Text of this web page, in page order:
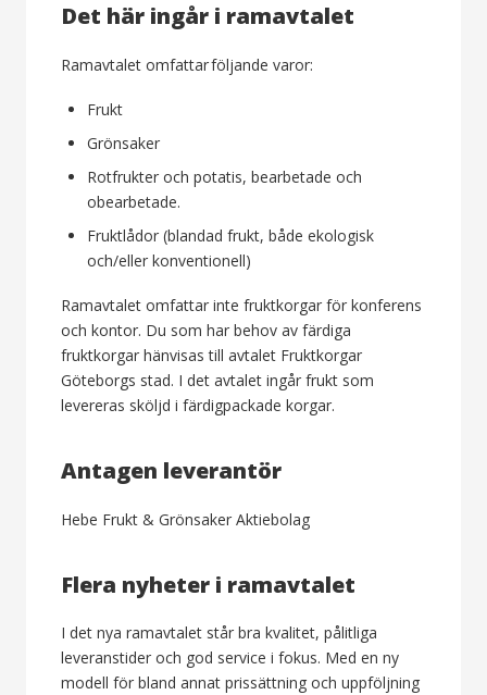
Det här ingår i ramavtalet
Ramavtalet omfattar följande varor:
Frukt
Grönsaker
Rotfrukter och potatis, bearbetade och
obearbetade.
Fruktlådor (blandad frukt, både ekologisk
och/eller konventionell)
Ramavtalet omfattar inte fruktkorgar för konferens
och kontor. Du som har behov av färdiga
fruktkorgar hänvisas till avtalet Fruktkorgar
Göteborgs stad. I det avtalet ingår frukt som
levereras sköljd i färdigpackade korgar.
Antagen leverantör
Hebe Frukt & Grönsaker Aktiebolag
Flera nyheter i ramavtalet
I det nya ramavtalet står bra kvalitet, pålitliga
leveranstider och god service i fokus. Med en ny
modell för bland annat prissättning och uppföljning